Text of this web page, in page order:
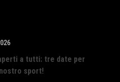
a tutti: tre date per
sport!